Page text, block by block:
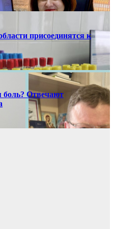
присоединятся к
боль? Отвечают